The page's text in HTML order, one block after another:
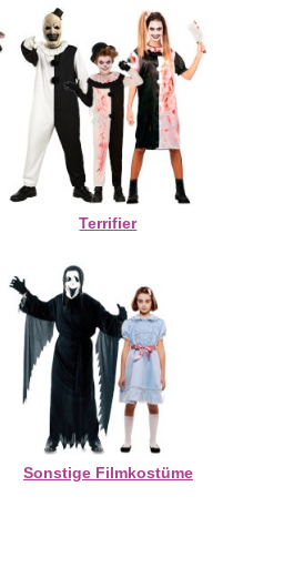
Terrifier
Sonstige Filmkostüme